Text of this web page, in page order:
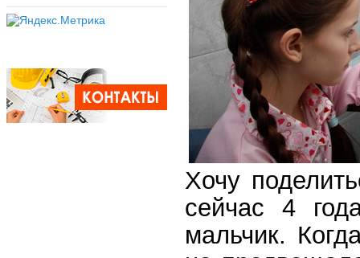
Хочу
сейчас 4
мальчик.